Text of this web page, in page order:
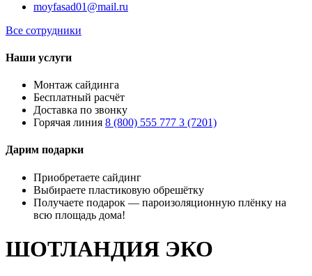
moyfasad01@mail.ru
Все сотрудники
Наши услуги
Монтаж сайдинга
Бесплатный расчёт
Доставка по звонку
Горячая линия 8 (800) 555 777 3 (7201)
Дарим подарки
Приобретаете сайдинг
Выбираете пластиковую обрешётку
Получаете подарок — пароизоляционную плёнку на
всю площадь дома!
ШОТЛАНДИЯ ЭКО